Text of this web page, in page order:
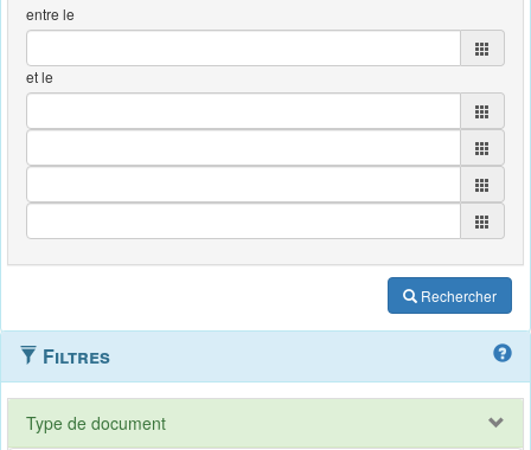
entre le
et le
Rechercher
Filtres
Type de document